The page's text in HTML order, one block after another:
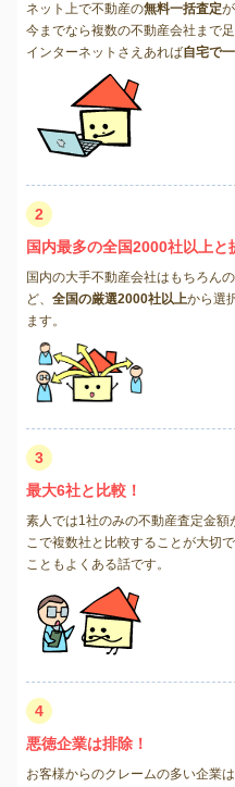
ネット上で不動産の無料一括査定
今までなら複数の不動産会社まで
インターネットさえあれば自宅で
2
国内最多の全国2000社以上と
国内の大手不動産会社はもちろん
ど、 全国の厳選2000社以上から選
ます。
3
最大6社と比較！
素人では1社のみの不動産査定金
こで複数社と比較することが大切
こともよくある話です。
4
悪徳企業は排除！
お客様からのクレームの多い企業